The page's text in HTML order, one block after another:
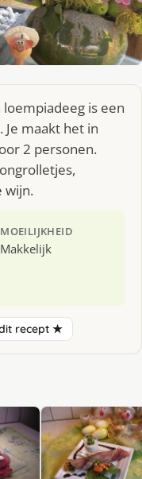
is een
maakt het in
2 personen.
wijn.
MOEILIJKHEID
Makkelijk
recept ★